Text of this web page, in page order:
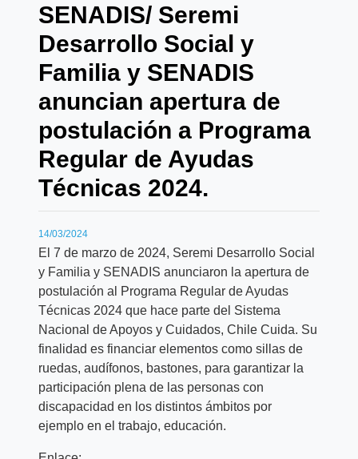
SENADIS/ Seremi
Desarrollo Social y
Familia y SENADIS
anuncian apertura de
postulación a Programa
Regular de Ayudas
Técnicas 2024.
14/03/2024
El 7 de marzo de 2024, Seremi Desarrollo Social
y Familia y SENADIS anunciaron la apertura de
postulación al Programa Regular de Ayudas
Técnicas 2024 que hace parte del Sistema
Nacional de Apoyos y Cuidados, Chile Cuida. Su
finalidad es financiar elementos como sillas de
ruedas, audífonos, bastones, para garantizar la
participación plena de las personas con
discapacidad en los distintos ámbitos por
ejemplo en el trabajo, educación.